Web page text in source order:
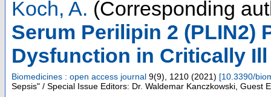
Koch, A. (Corresponding
Serum Perilipin 2 (PLIN2)
Dysfunction in Critically
Biomedicines : open access journal 9(9), 1210 (2021) [10.3390/
Sepsis" / Special Issue Editors: Dr. Waldemar Kanczkowski, Guest